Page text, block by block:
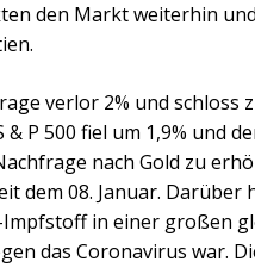
den Markt weiterhin
verlor 2% und schloss
P 500 fiel um 1,9% und
nach Gold zu
dem 08. Januar. Darüber
Impfstoff in einer großen
das Coronavirus war.